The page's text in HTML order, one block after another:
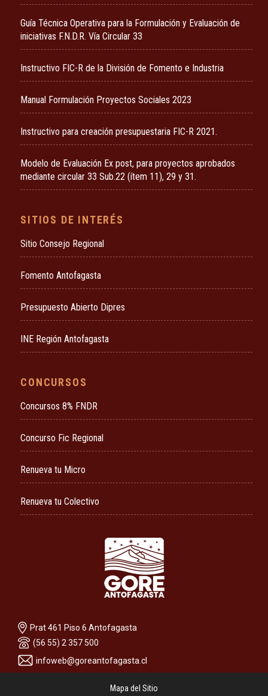
Guía Técnica Operativa para la Formulación y Evaluación de
iniciativas F.N.D.R. Vía Circular 33
Instructivo FIC-R de la División de Fomento e Industria
Manual Formulación Proyectos Sociales 2023
Instructivo para creación presupuestaria FIC-R 2021.
Modelo de Evaluación Ex post, para proyectos aprobados
mediante circular 33 Sub.22 (ítem 11), 29 y 31.
SITIOS DE INTERÉS
Sitio Consejo Regional
Fomento Antofagasta
Presupuesto Abierto Dipres
INE Región Antofagasta
CONCURSOS
Concursos 8% FNDR
Concurso Fic Regional
Renueva tu Micro
Renueva tu Colectivo
Prat 461 Piso 6 Antofagasta
(56 55) 2 357 500
infoweb@goreantofagasta.cl
Mapa del Sitio